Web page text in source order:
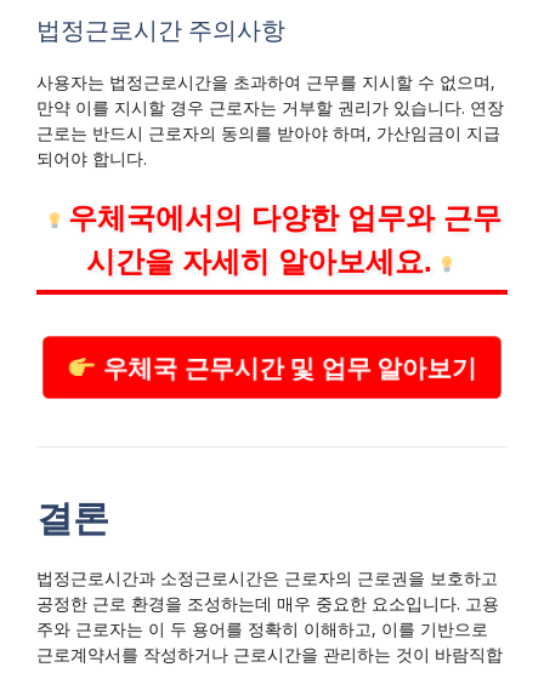
법정근로시간 주의사항
사용자는 법정근로시간을 초과하여 근무를 지시할 수 없으며,
만약 이를 지시할 경우 근로자는 거부할 권리가 있습니다. 연장
근로는 반드시 근로자의 동의를 받아야 하며, 가산임금이 지급
되어야 합니다.
우체국에서의 다양한 업무와 근무
시간을 자세히 알아보세요.
우체국 근무시간 및 업무 알아보기
결론
법정근로시간과 소정근로시간은 근로자의 근로권을 보호하고
공정한 근로 환경을 조성하는데 매우 중요한 요소입니다. 고용
주와 근로자는 이 두 용어를 정확히 이해하고, 이를 기반으로
근로계약서를 작성하거나 근로시간을 관리하는 것이 바람직합